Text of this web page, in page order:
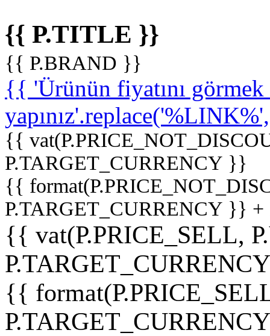
{{ P.TITLE }}
{{ P.BRAND }}
{{ 'Ürünün fiyatını
{{
P.TARGET_CURRENCY }}
{{
P.TARGET_CURRENCY }}
{{ vat(P.PRICE_SELL,
{{